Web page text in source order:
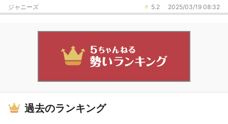
5.2 2025/03/19 08:32
ジャニーズ
過去のランキング